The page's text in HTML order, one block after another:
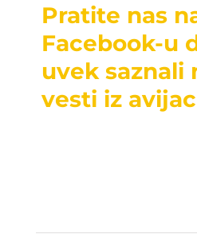
Pratite nas
Facebook-u
uvek saznali
vesti iz